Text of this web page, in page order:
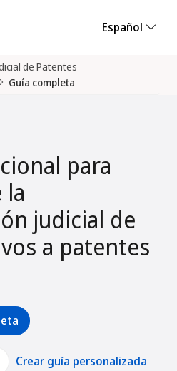
Español
de Patentes
Guía completa
para
la
judicial de
a patentes
Crear guía personalizada